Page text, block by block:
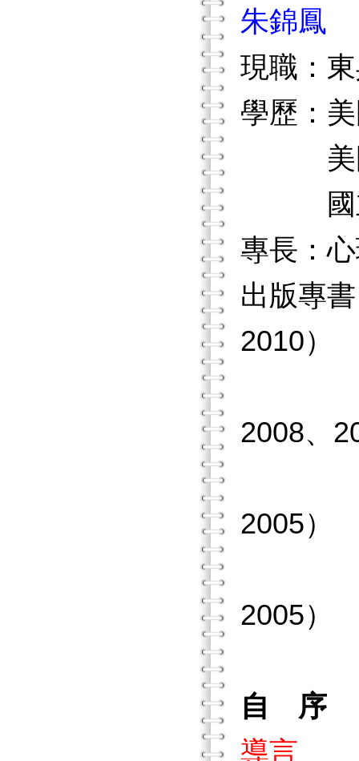
朱錦鳳
現職：
學歷：
美國
國立
專長：
出版專
2010）
2008、
2005）
2005）
自 序
導言